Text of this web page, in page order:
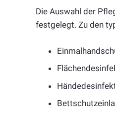
Die Auswahl der
festgelegt. Zu den